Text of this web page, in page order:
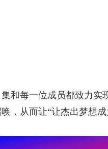
和每一位成员都致力实
，从而让“让杰出梦想成